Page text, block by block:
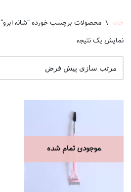
خانه \ محصولات برچسب خورده “شانه ابرو”
نمایش یک نتیجه